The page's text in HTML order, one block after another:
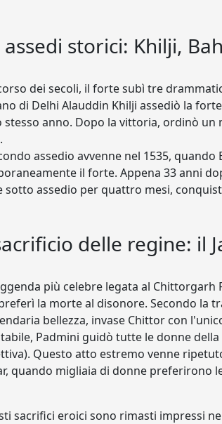
assedi storici: Khilji,
dei secoli, il forte subì tre
di Delhi Alauddin Khilji assediò la
stesso anno. Dopo la vittoria, ordinò un
assedio avvenne nel 1535,
il forte. Appena 33 anni
sotto assedio per quattro mesi,
delle regine: il
più celebre legata al Chittorgarh
la morte al disonore. Secondo la
bellezza, invase Chittor con
Padmini guidò tutte le donne
Questo atto estremo venne
quando migliaia di donne preferirono
sacrifici eroici sono rimasti impressi